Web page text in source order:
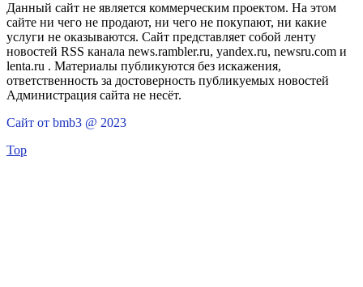
Данный сайт не является коммерческим проектом. На этом
сайте ни чего не продают, ни чего не покупают, ни какие
услуги не оказываются. Сайт представляет собой ленту
новостей RSS канала news.rambler.ru, yandex.ru, newsru.com и
lenta.ru . Материалы публикуются без искажения,
ответственность за достоверность публикуемых новостей
Администрация сайта не несёт.
Сайт от bmb3 @ 2023
Top